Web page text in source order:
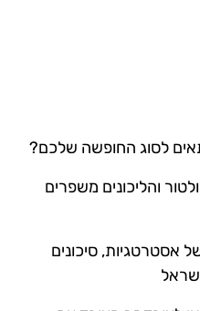
לסוג החופשה שלכם?
והליכונים משפרים
אסטרטגיות, סיכונים